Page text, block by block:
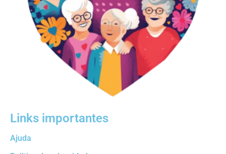
Links importantes
Ajuda